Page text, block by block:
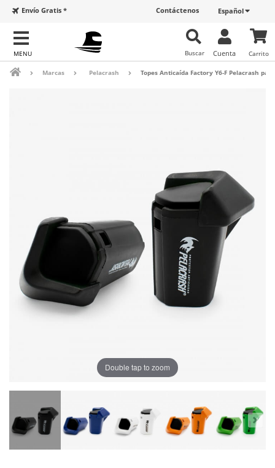
Español
Contáctenos
Envío Gratis *
Carrito
Cuenta
Buscar
Marcas Pelacrash Topes Anticaída Factory Y6-F Pelacrash
Double tap to zoom